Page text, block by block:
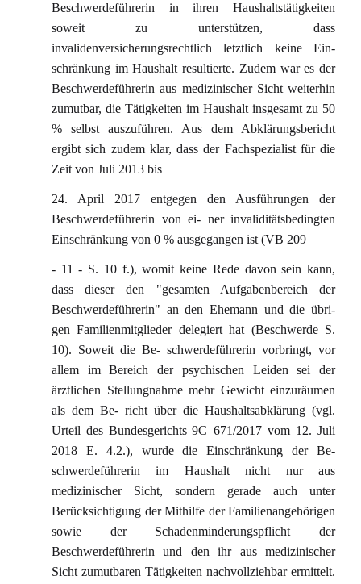
Beschwerdeführerin in ihren Haushaltstätigkeiten
soweit zu unterstützen, dass
invalidenversicherungsrechtlich letztlich keine Ein-
schränkung im Haushalt resultierte. Zudem war es der
Beschwerdeführerin aus medizinischer Sicht weiterhin
zumutbar, die Tätigkeiten im Haushalt insgesamt zu 50
% selbst auszuführen. Aus dem Abklärungsbericht
ergibt sich zudem klar, dass der Fachspezialist für die
Zeit von Juli 2013 bis
24. April 2017 entgegen den Ausführungen der
Beschwerdeführerin von ei- ner invaliditätsbedingten
Einschränkung von 0 % ausgegangen ist (VB 209
- 11 - S. 10 f.), womit keine Rede davon sein kann,
dass dieser den "gesamten Aufgabenbereich der
Beschwerdeführerin" an den Ehemann und die übri-
gen Familienmitglieder delegiert hat (Beschwerde S.
10). Soweit die Be- schwerdeführerin vorbringt, vor
allem im Bereich der psychischen Leiden sei der
ärztlichen Stellungnahme mehr Gewicht einzuräumen
als dem Be- richt über die Haushaltsabklärung (vgl.
Urteil des Bundesgerichts 9C_671/2017 vom 12. Juli
2018 E. 4.2.), wurde die Einschränkung der Be-
schwerdeführerin im Haushalt nicht nur aus
medizinischer Sicht, sondern gerade auch unter
Berücksichtigung der Mithilfe der Familienangehörigen
sowie der Schadenminderungspflicht der
Beschwerdeführerin und den ihr aus medizinischer
Sicht zumutbaren Tätigkeiten nachvollziehbar ermittelt.